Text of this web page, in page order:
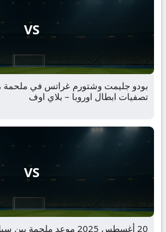
VS
بودو جليمت وشتورم غراتس في ملحمة
تصفيات ابطال اوروبا – بلاي اوف
VS
20 أغسطس 2025 موعد ملحمة بين سيلتيك وقايرات ألماته